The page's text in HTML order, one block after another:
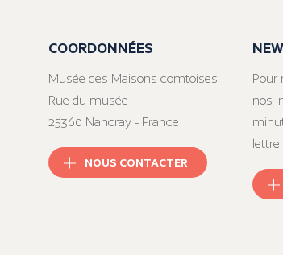
COORDONNÉES
Musée des Maisons comtoises
Rue du musée
25360 Nancray - France
NOUS CONTACTER
Pour
nos
lettre